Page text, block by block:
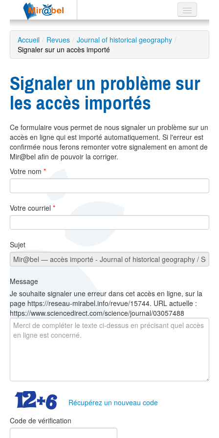
Le réseau
Soutien
avancée
EN
ES
?
Accueil / Revues / Journal of historical geography /
Signaler sur un accès importé
Signaler un problème sur
les accès importés
Ce formulaire vous permet de nous signaler un problème sur un
accès en ligne qui est importé automatiquement. Si l'erreur est
confirmée nous ferons remonter votre signalement en amont de
Mir@bel afin de pouvoir la corriger.
Votre nom *
Votre courriel *
Sujet
Message
Je souhaite signaler une erreur dans cet accès en ligne, sur la
page https://reseau-mirabel.info/revue/15744. URL actuelle :
https://www.sciencedirect.com/science/journal/03057488
Récupérez un nouveau code
Code de vérification